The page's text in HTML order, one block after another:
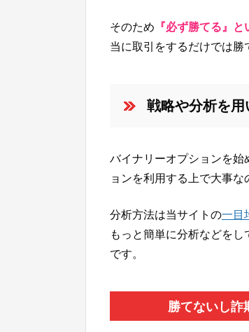
そのため 『必ず勝てる』
当に取引をするだけでは勝
戦略や分析を
バイナリーオプションを
ョンを利用する上で大事な
分析方法は当サイトの一目
もっと簡単に分析などを
です。
勝てないし詐